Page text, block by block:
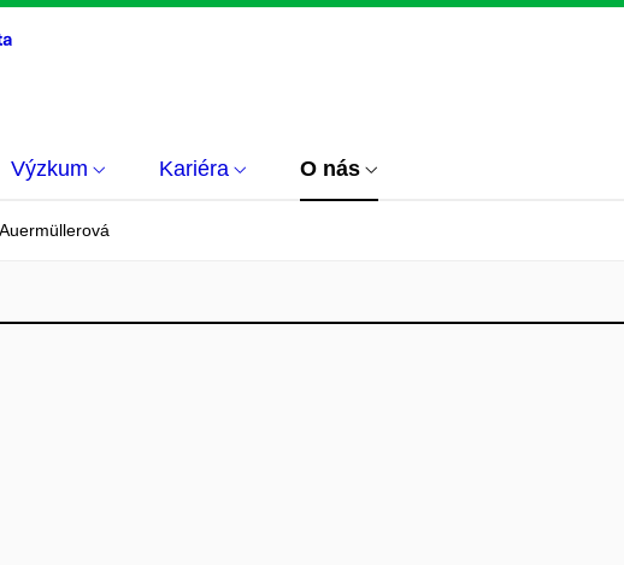
Výzkum Kariéra O nás